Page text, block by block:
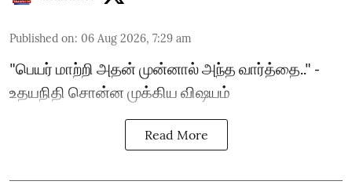
Published on: 06 Aug 2026, 7:29 am
"பெயர் மாற்றி அதன் முன்னால் அந்த வார்த்தை.." -
உதயநிதி சொன்ன முக்கிய விஷயம்
Read More